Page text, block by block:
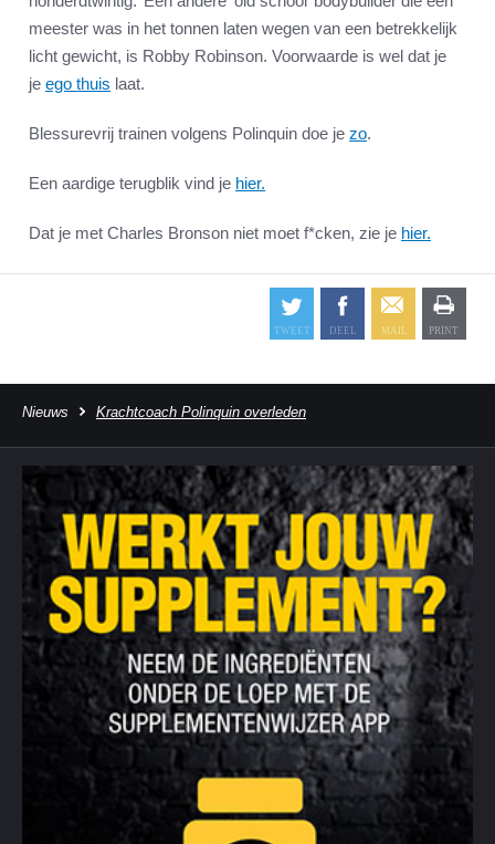
meester was in het tonnen laten wegen van een betrekkelijk
licht gewicht, is Robby Robinson. Voorwaarde is wel dat je
je ego thuis laat.
Blessurevrij trainen volgens Polinquin doe je zo.
Een aardige terugblik vind je hier.
Dat je met Charles Bronson niet moet f*cken, zie je hier.
Nieuws Krachtcoach Polinquin overleden